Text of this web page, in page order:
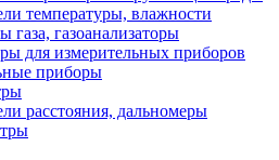
температуры, влажности
газа, газоанализаторы
для измерительных приборов
приборы
расстояния, дальномеры